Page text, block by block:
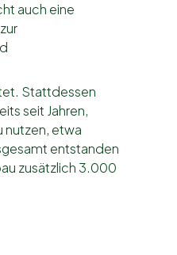
auch eine
Stattdessen
seit Jahren,
nutzen, etwa
entstanden
zusätzlich 3.000